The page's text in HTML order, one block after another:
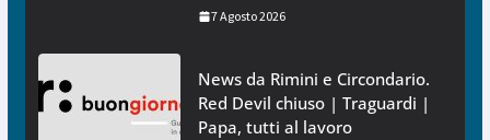
7 Agosto 2026
News da Rimini e Circondario.
Red Devil chiuso | Traguardi |
Papa, tutti al lavoro